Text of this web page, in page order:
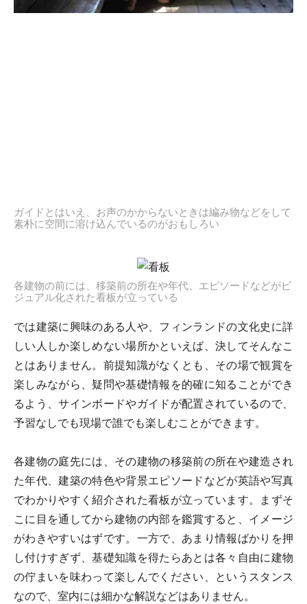
ガイドとはいえ、お声のかからないときは編み物などをして
素朴に空間に溶け込んでいるのがおもしろい
各建物の前には、移築前の所在や年代、エピソードなどがビ
ジュアル化された看板が立っている
では建築に興味のある人や、フィンランドの文化史に詳
しい人しか楽しめない場所かといえば、決してそんなこ
とはありません。前提知識がなくとも、その場で観賞を
楽しみながら、疑問や基礎情報を的確に知ることができ
るよう、サインボードやガイドが配置されているので、
予習なしでも現場で誰でも楽しむことができます。
各建物の庭先には、その建物の移築前の所在や建造され
た年代、建築の特色や背景エピソードなどが英語や写真
でわかりやすく紹介された看板が立っています。まずそ
こに目を通してから建物の内部を鑑賞すると、イメージ
がわきやすいはずです。一方で、あまり情報ばかりを押
し付けすぎず、基礎知識を得たらあとは各々自由に建物
の佇まいを味わって楽しんでください、というスタンス
なので、室内には細かな解説などはありません。